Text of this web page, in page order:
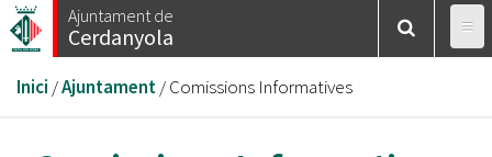
Vés
al
Ajuntament de
Cerdanyola
Esteu
aquí
Inici /Ajuntament/Comissions Informatives